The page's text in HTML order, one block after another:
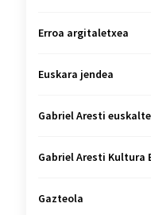
Erroa argitaletxea
Euskara jendea
Gabriel Aresti
Gabriel Aresti Kultura
Gazteola